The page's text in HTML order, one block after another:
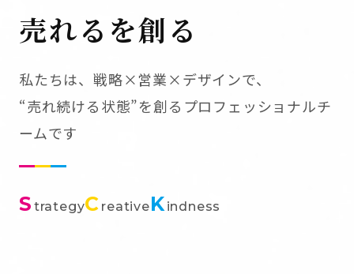
売れるを創る
私たちは、戦略×営業×デザインで、
“売れ続ける状態”を創るプロフェッショナルチ
ームです
S trategyC reativeKindness